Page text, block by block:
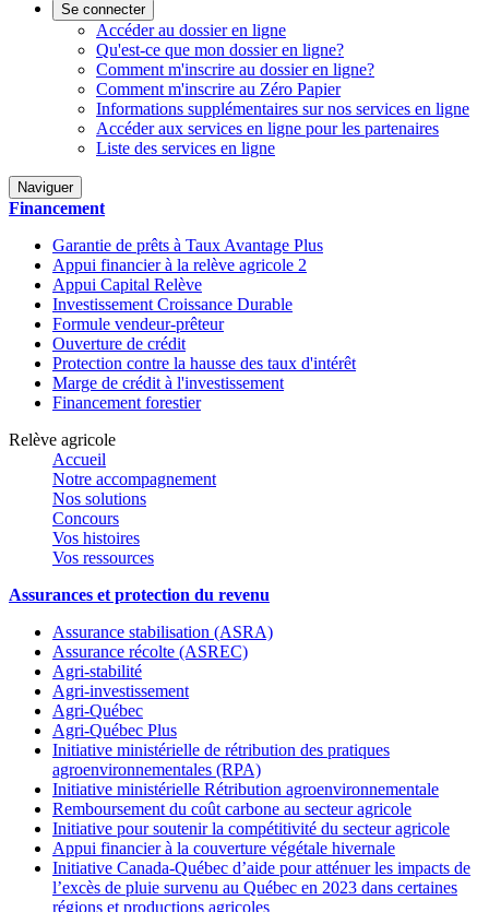
Se connecter
Accéder au dossier en ligne
Qu'est-ce que mon dossier en ligne?
Comment m'inscrire au dossier en ligne?
Comment m'inscrire au Zéro Papier
Informations supplémentaires sur nos services en ligne
Accéder aux services en ligne pour les partenaires
Liste des services en ligne
Naviguer
Financement
Garantie de prêts à Taux Avantage Plus
Appui financier à la relève agricole 2
Appui Capital Relève
Investissement Croissance Durable
Formule vendeur-prêteur
Ouverture de crédit
Protection contre la hausse des taux d'intérêt
Marge de crédit à l'investissement
Financement forestier
Relève agricole
Accueil
Notre accompagnement
Nos solutions
Concours
Vos histoires
Vos ressources
Assurances et protection du revenu
Assurance stabilisation (ASRA)
Assurance récolte (ASREC)
Agri-stabilité
Agri-investissement
Agri-Québec
Agri-Québec Plus
Initiative ministérielle de rétribution des pratiques
agroenvironnementales (RPA)
Initiative ministérielle Rétribution agroenvironnementale
Remboursement du coût carbone au secteur agricole
Initiative pour soutenir la compétitivité du secteur agricole
Appui financier à la couverture végétale hivernale
Initiative Canada-Québec d’aide pour atténuer les impacts de
l’excès de pluie survenu au Québec en 2023 dans certaines
régions et productions agricoles